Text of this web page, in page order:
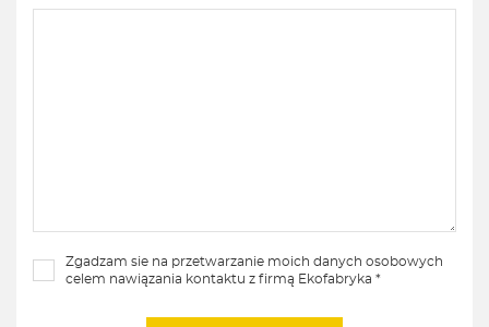
Zgadzam sie na przetwarzanie moich danych osobowych
celem nawiązania kontaktu z firmą Ekofabryka *